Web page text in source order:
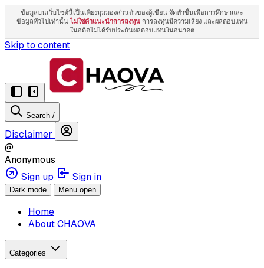
ข้อมูลบนเว็บไซต์นี้เป็นเพียงมุมมองส่วนตัวของผู้เขียน จัดทำขึ้นเพื่อการศึกษาและ
ข้อมูลทั่วไปเท่านั้นไม่ใช่คำแนะนำการลงทุนการลงทุนมีความเสี่ยง และผลตอบแทน
ในอดีตไม่ได้รับประกันผลตอบแทนในอนาคต
Skip to content
Search /
Disclaimer
@
Anonymous
Sign up
Sign in
Dark mode Menu open
Home
About CHAOVA
Categories